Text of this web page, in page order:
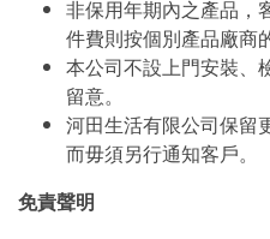
非保用年期內之產品，
件費則按個別產品廠商
本公司不設上門安裝、
留意。
河田生活有限公司保留
而毋須另行通知客戶。
免責聲明